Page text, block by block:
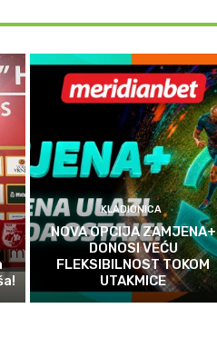
KLADIONICA
NOVA OPCIJA ZAMJENA+
DONOSI VEĆU
FLEKSIBILNOST TOKOM
UTAKMICE